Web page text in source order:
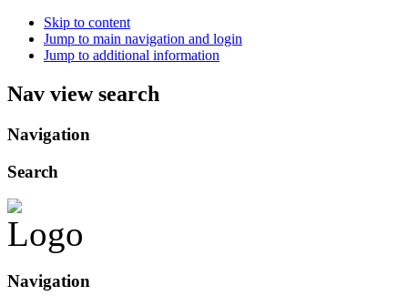
Skip to content
Jump to main navigation and login
Jump to additional information
Nav view search
Navigation
Search
Navigation